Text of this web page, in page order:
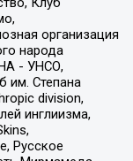
организация
народа
- УНСО,
им. Степана
division,
инглиизма,
Русское